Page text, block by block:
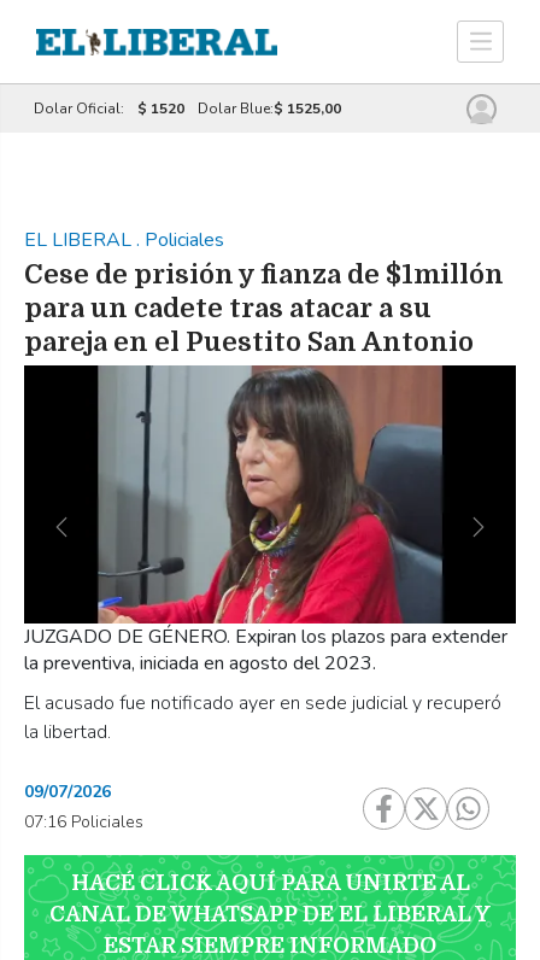
Dolar Oficial: $ 1520 Dolar Blue:$ 1525,00
EL LIBERAL. Policiales
Cese de prisión y fianza de $1millón
para un cadete tras atacar a su
pareja en el Puestito San Antonio
El acusado fue notificado ayer en sede judicial y recuperó
la libertad.
JUZGADO DE GÉNERO. Expiran los plazos para extender
la preventiva, iniciada en agosto del 2023.
Previous Next
09/07/2026
07:16 Policiales
HACÉ CLICK AQUÍ PARA UNIRTE AL
CANAL DE WHATSAPP DE EL LIBERAL Y
ESTAR SIEMPRE INFORMADO